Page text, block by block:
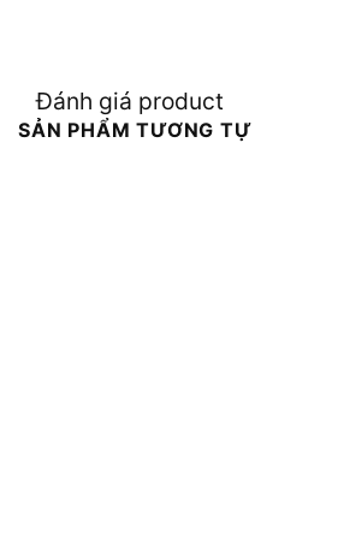
Đánh giá product
SẢN PHẨM TƯƠNG TỰ